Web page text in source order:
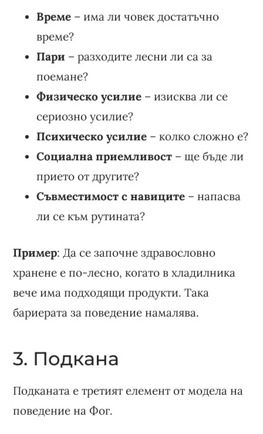
Време – има ли човек достатъчно
време?
Пари – разходите лесни ли са за
поемане?
Физическо усилие – изисква ли се
сериозно усилие?
Психическо усилие – колко сложно е?
Социална приемливост – ще бъде ли
прието от другите?
Съвместимост с навиците – напасва
ли се към рутината?
Пример: Да се започне здравословно
хранене е по-лесно, когато в хладилника
вече има подходящи продукти. Така
бариерата за поведение намалява.
3. Подкана
Подканата е третият елемент от модела на
поведение на Фог.